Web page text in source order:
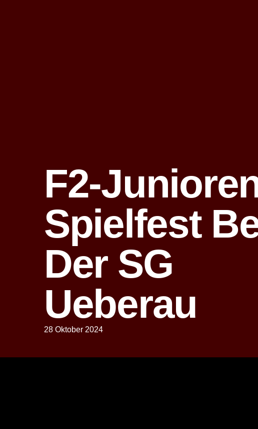
F2-
Spielfest
Der SG
Ueberau
28 Oktober 2024